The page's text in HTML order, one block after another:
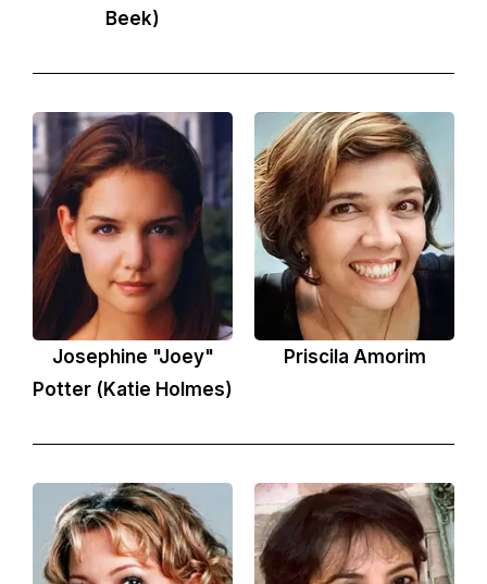
Beek)
Josephine "Joey"
Potter (Katie Holmes)
Priscila Amorim